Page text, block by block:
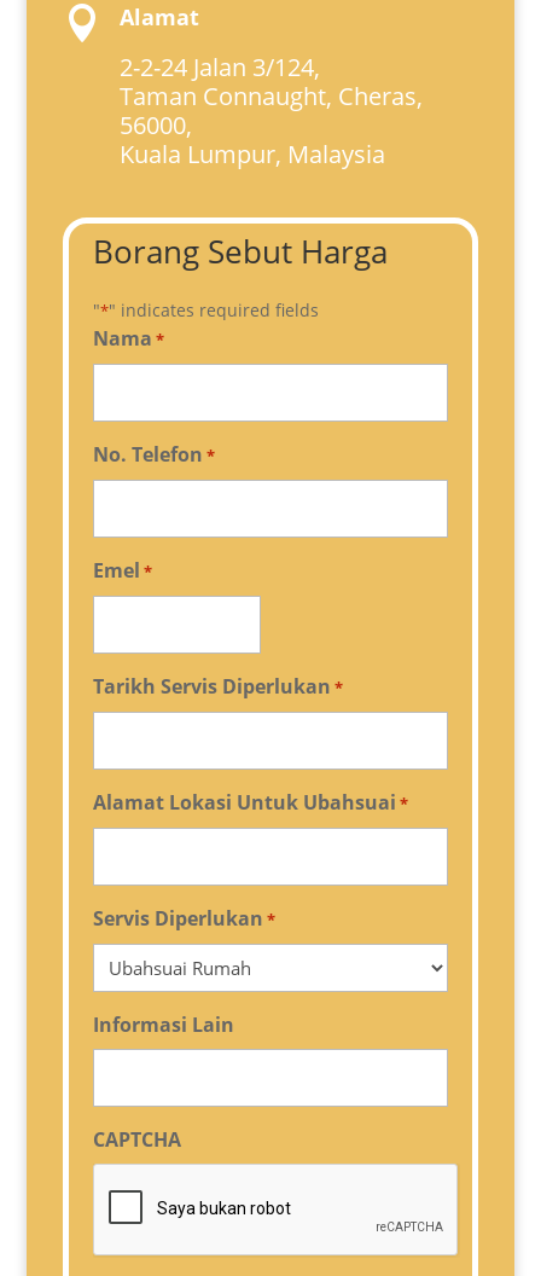
 Alamat
2-2-24 Jalan 3/124,
Taman Connaught, Cheras,
56000,
Kuala Lumpur, Malaysia
Borang Sebut Harga
"*" indicates required fields
Nama *
No. Telefon *
Emel *
Tarikh Servis Diperlukan *
Alamat Lokasi Untuk Ubahsuai *
Servis Diperlukan *
Informasi Lain
CAPTCHA